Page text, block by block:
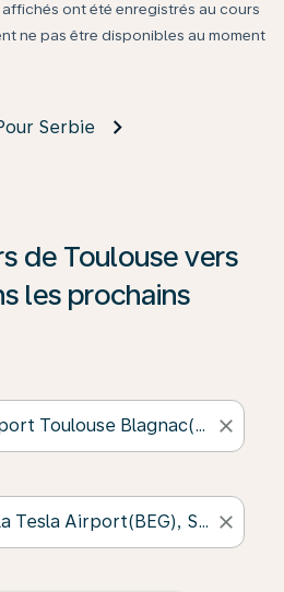
ont été enregistrés au cours
ne pas être disponibles au moment
Serbie
de Toulouse vers
les prochains
close
close